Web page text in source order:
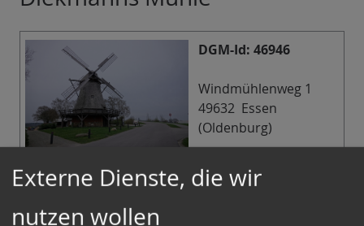
DGM-Id: 46946
Windmühlenweg 1
49632 Essen
(Oldenburg)
Geo: 52.726635 /
7.947050
Externe Dienste, die wir
nutzen wollen